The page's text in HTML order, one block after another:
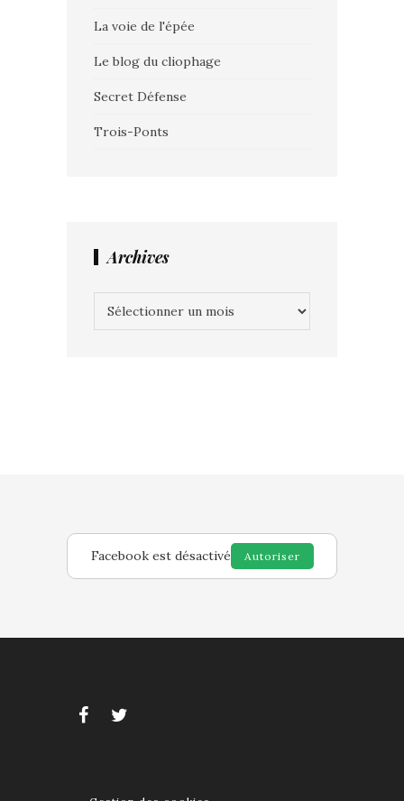
La voie de l'épée
Le blog du cliophage
Secret Défense
Trois-Ponts
Archives
Facebook est désactivé Autoriser